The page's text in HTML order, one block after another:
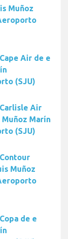
Muñoz
Air de e
(SJU)
Air
Muñoz Marín
(SJU)
Muñoz
de e